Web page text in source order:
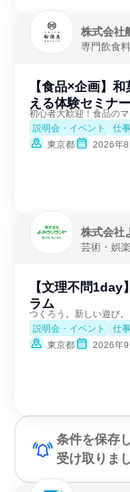
株式会社
専門飲食
【食品×企画】
える体験セミナー
初心者大歓迎！食品の
説明会・イベント
仕
東京都
2026年8
株式会社
芸術・娯
【文理不問
ラム
つくろう。新しい遊び。
説明会・イベント
仕
東京都
2026年9
条件を保存
受け取りま